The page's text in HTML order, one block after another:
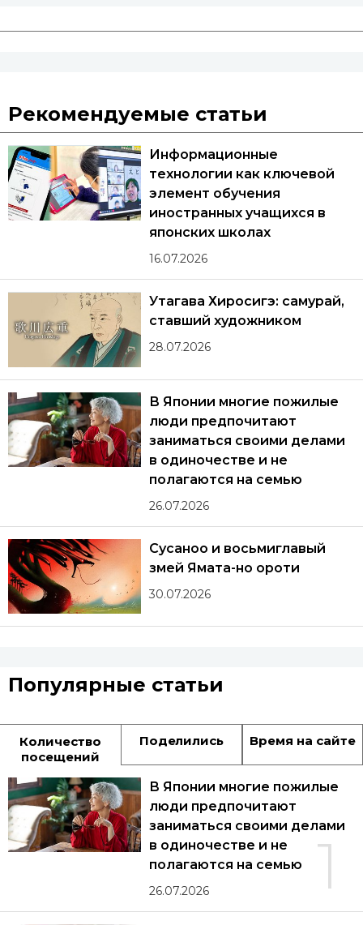
Рекомендуемые статьи
Информационные
технологии как ключевой
элемент обучения
иностранных учащихся в
японских школах
16.07.2026
Утагава Хиросигэ: самурай,
ставший художником
28.07.2026
В Японии многие пожилые
люди предпочитают
заниматься своими делами
в одиночестве и не
полагаются на семью
26.07.2026
Сусаноо и восьмиглавый
змей Ямата-но ороти
30.07.2026
Популярные статьи
Количество
посещений
Поделились Время на сайте
1
В Японии многие пожилые
люди предпочитают
заниматься своими делами
в одиночестве и не
полагаются на семью
26.07.2026